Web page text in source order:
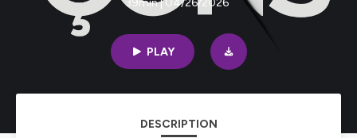
39min | 04/26/2026
PLAY
DESCRIPTION